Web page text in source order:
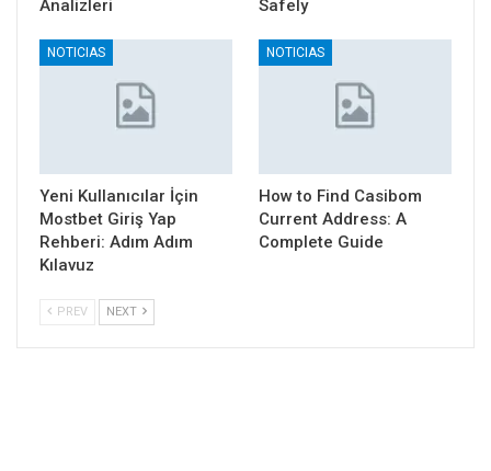
Analizleri Safely
NOTICIAS
Yeni Kullanıcılar İçin
Mostbet Giriş Yap
Rehberi: Adım Adım
Kılavuz
NOTICIAS
How to Find Casibom
Current Address: A
Complete Guide
PREV NEXT